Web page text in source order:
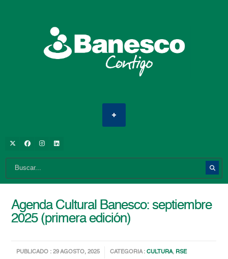
Agenda Cultural Banesco: septiembre
2025 (primera edición)
PUBLICADO : 29 AGOSTO, 2025 CATEGORIA :CULTURA, RSE